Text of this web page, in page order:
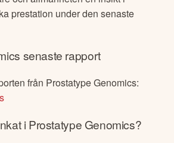
prestation under den senaste
senaste rapport
från Prostatype Genomics:
iProstatype Genomics?